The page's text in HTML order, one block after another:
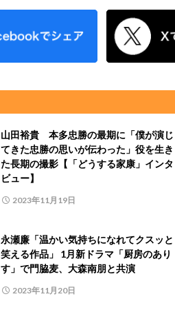
山田裕貴 本多忠勝の最期に「僕が演じ
てきた忠勝の思いが伝わった」役を生き
た長期の撮影【「どうする家康」インタ
ビュー】
2023年11月19日
永瀬廉「温かい気持ちになれてクスッと
笑える作品」 1月新ドラマ「厨房のあり
す」で門脇麦、大森南朋と共演
2023年11月20日